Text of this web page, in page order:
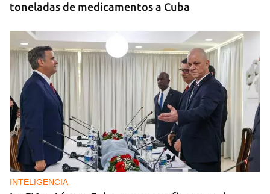
toneladas de medicamentos a Cuba
INTELIGENCIA